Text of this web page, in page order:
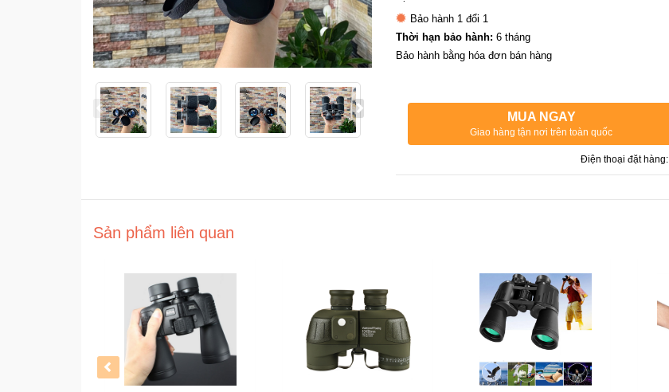
Bảo hành 1 đổi 1
Thời hạn bảo hành: 6 tháng
Bảo hành bằng hóa đơn bán hàng
MUA NGAY
Giao hàng tận nơi trên toàn quốc
Điện thoại đặt hàng:
Sản phẩm liên quan